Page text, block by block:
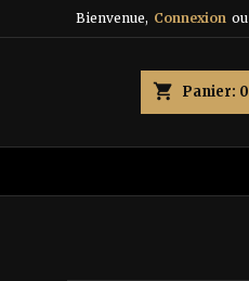
Bienvenue, Connexion ou
shopping_cart Panier: 0